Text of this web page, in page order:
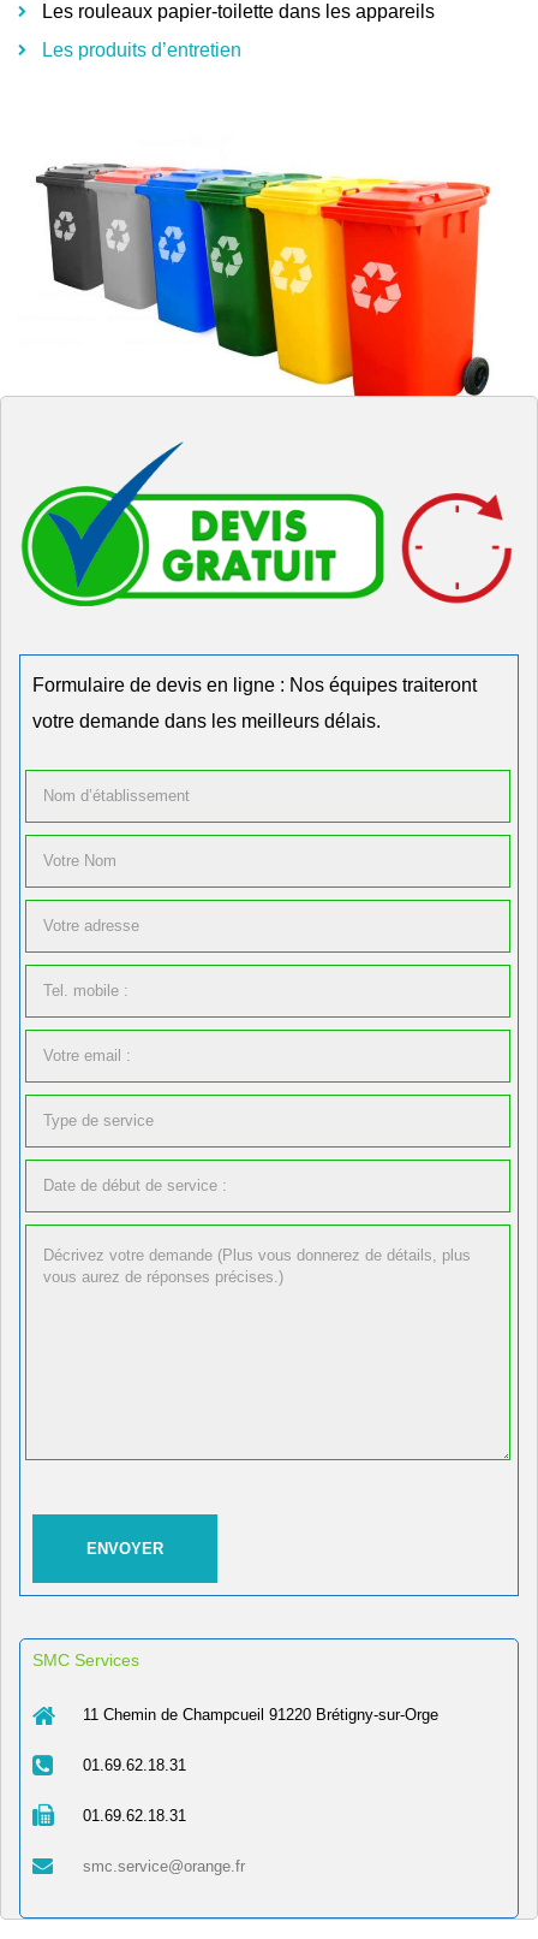
Les rouleaux papier-toilette dans les appareils
Les produits d’entretien
Formulaire de devis en ligne : Nos équipes traiteront
votre demande dans les meilleurs délais.
SMC Services
11 Chemin de Champcueil 91220 Brétigny-sur-Orge
01.69.62.18.31
01.69.62.18.31
smc.service@orange.fr